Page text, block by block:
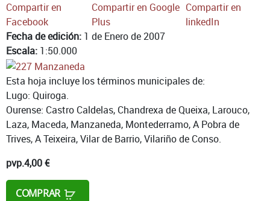
Compartir en
Facebook
Compartir en Google
Plus
Compartir en
linkedIn
Fecha de edición: 1 de Enero de 2007
Escala: 1:50.000
Esta hoja incluye los términos municipales de:
Lugo: Quiroga.
Ourense: Castro Caldelas, Chandrexa de Queixa, Larouco,
Laza, Maceda, Manzaneda, Montederramo, A Pobra de
Trives, A Teixeira, Vilar de Barrio, Vilariño de Conso.
pvp.4,00 €
COMPRAR